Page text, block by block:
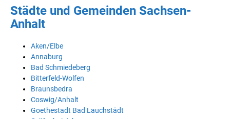
Städte und Gemeinden Sachsen-
Anhalt
Aken/Elbe
Annaburg
Bad Schmiedeberg
Bitterfeld-Wolfen
Braunsbedra
Coswig/Anhalt
Goethestadt Bad Lauchstädt